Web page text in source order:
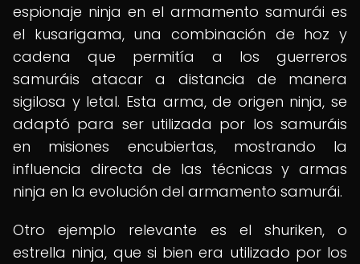
espionaje ninja en el armamento samurái es
el kusarigama, una combinación de hoz y
cadena que permitía a los guerreros
samuráis atacar a distancia de manera
sigilosa y letal. Esta arma, de origen ninja, se
adaptó para ser utilizada por los samuráis
en misiones encubiertas, mostrando la
influencia directa de las técnicas y armas
ninja en la evolución del armamento samurái.
Otro ejemplo relevante es el shuriken, o
estrella ninja, que si bien era utilizado por los